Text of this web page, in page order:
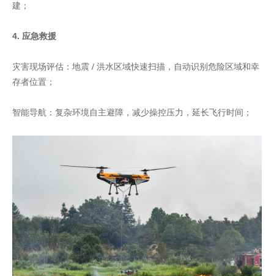
建；
4. 应急救援
灾害现场评估：地震 / 洪水区域快速扫描，自动识别危险区域和幸
存者位置；
智能导航：复杂环境自主避障，减少操控压力，延长飞行时间；